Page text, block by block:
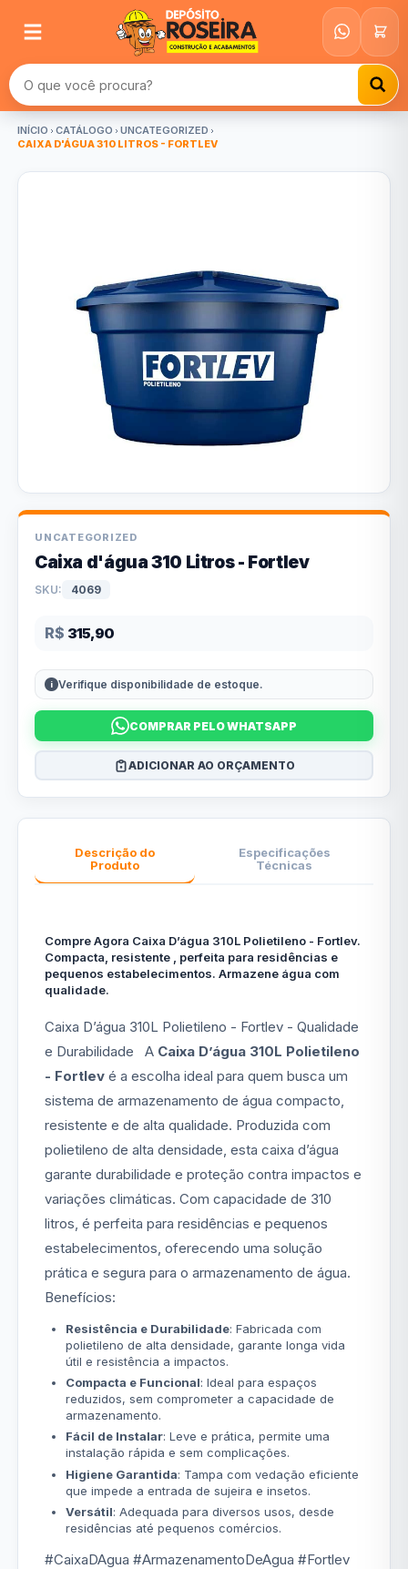
Buscar produtos
INÍCIO CATÁLOGO
UNCATEGORIZED
CAIXA D'ÁGUA 310 LITROS - FORTLEV
UNCATEGORIZED
Caixa d'água 310 Litros - Fortlev
SKU: 4069
R$ 315,90
Verifique disponibilidade de estoque.
COMPRAR PELO WHATSAPP
ADICIONAR AO ORÇAMENTO
Descrição do
Produto
Especificações
Técnicas
Compre Agora Caixa D’água 310L Polietileno - Fortlev.
Compacta, resistente , perfeita para residências e
pequenos estabelecimentos. Armazene água com
qualidade.
Caixa D’água 310L Polietileno - Fortlev - Qualidade
e Durabilidade A Caixa D’água 310L Polietileno
- Fortlev é a escolha ideal para quem busca um
sistema de armazenamento de água compacto,
resistente e de alta qualidade. Produzida com
polietileno de alta densidade, esta caixa d’água
garante durabilidade e proteção contra impactos e
variações climáticas. Com capacidade de 310
litros, é perfeita para residências e pequenos
estabelecimentos, oferecendo uma solução
prática e segura para o armazenamento de água.
Benefícios:
Resistência e Durabilidade: Fabricada com
polietileno de alta densidade, garante longa vida
útil e resistência a impactos.
Compacta e Funcional: Ideal para espaços
reduzidos, sem comprometer a capacidade de
armazenamento.
Fácil de Instalar: Leve e prática, permite uma
instalação rápida e sem complicações.
Higiene Garantida: Tampa com vedação eficiente
que impede a entrada de sujeira e insetos.
Versátil: Adequada para diversos usos, desde
residências até pequenos comércios.
#CaixaDAgua #ArmazenamentoDeAgua #Fortlev